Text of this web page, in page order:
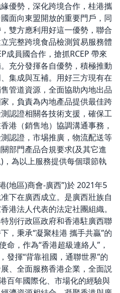
優勢，深化跨境合作，桂港攜
面向東盟開放的重要門戶，同
雙方應利用好這一優勢，聯合
完整跨境食品檢測貿易服務體
成員國合作，搶抓RCEP 帶來
充分發揮各自優勢，積極推動
集成與互補。用好三方現有在
管道資源，全面協助內地出品
，負責為內地產品提供最佳跨
認證相關各技術支援，確保工
港（銷售地）協調溝通事務，
認證，市埸推廣，物流配送等
部門產品合規要求(及其它進
為以上服務提供每個環節執
(地區)商會-廣西”)於 2021年5
下在廣西成立。是廣西壯族自
港法人代表的法定社團組織。
別行政區政府和香港駐廣西聯
，秉承“凝聚桂港 攜手共贏”的
命，作為“香港超級連絡人”，
發揮“背靠祖國，通聯世界”的
、全面服務香港企業，全面説
百年國際化、市場化的經驗與